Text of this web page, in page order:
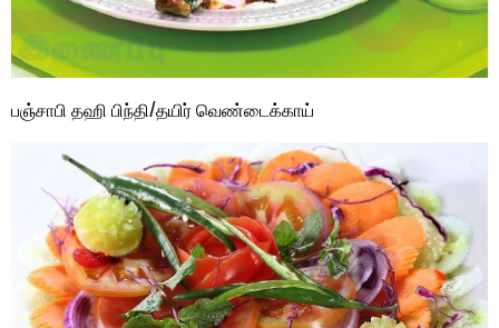
பஞ்சாபி தஹி பிந்தி/தயிர் வெண்டைக்காய்